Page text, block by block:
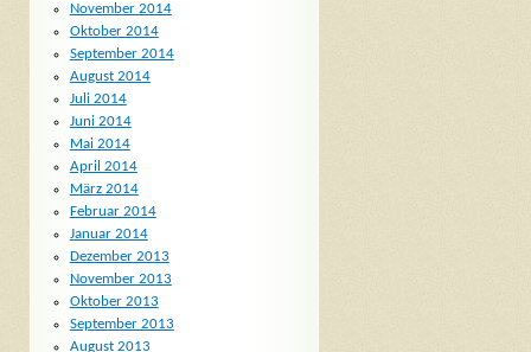
November 2014
Oktober 2014
September 2014
August 2014
Juli 2014
Juni 2014
Mai 2014
April 2014
März 2014
Februar 2014
Januar 2014
Dezember 2013
November 2013
Oktober 2013
September 2013
August 2013